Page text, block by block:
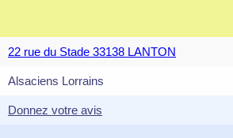
22 rue du Stade 33138 LANTON
Alsaciens Lorrains
Donnez votre avis